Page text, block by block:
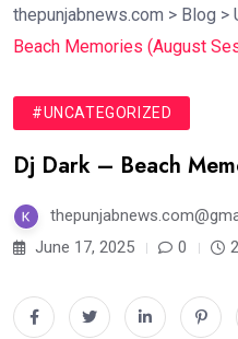
thepunjabnews.com > Blog >
Beach Memories (August
#UNCATEGORIZED
Dj Dark – Beach
June 17, 2025
0